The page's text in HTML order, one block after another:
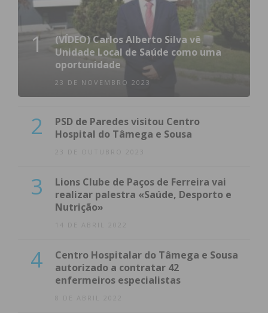
1
(VÍDEO) Carlos Alberto Silva vê
Unidade Local de Saúde como uma
oportunidade
23 DE NOVEMBRO 2023
2
PSD de Paredes visitou Centro
Hospital do Tâmega e Sousa
23 DE OUTUBRO 2023
3
Lions Clube de Paços de Ferreira vai
realizar palestra «Saúde, Desporto e
Nutrição»
14 DE ABRIL 2022
4
Centro Hospitalar do Tâmega e Sousa
autorizado a contratar 42
enfermeiros especialistas
8 DE ABRIL 2022